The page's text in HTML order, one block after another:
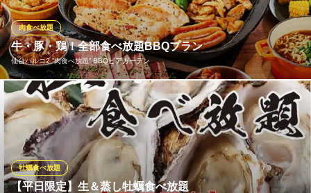
ル.ニンニクを少し焼いて乗せるのもOK！サンチュに巻かないで食
べる場合は塩ごま油.きな粉をつけて食べるのも美味しいです！
韓国屋台ぴんな 韓国料理食べ放題＆飲み放題 仙台駅本店
韓国バル屋台
ＪＲ仙台駅 徒歩1分
宮城県仙台市青葉区中央2-6-33
牛・豚・鶏！全部食べ放題BBQプラン
仙台パルコ2 ”肉食べ放題” BBQビアガーデン
肉食べ放題
テーブルを華やかに彩る、大満足の食べ放題コースをご用意！
牛・豚・鶏のお肉３種に加えて、バラエティ豊かなタパスメニュ
ーも驚きの食べ放題です。お肉を網でジューシーに焼き上げなが
ら、おつまみも交互に楽しめるのが嬉しいポイント。冷えたビー
ルやサワーを片手に、仲間とワイワイ盛り上がる宴会に最適で
す！
【平日限定】生＆蒸し牡蠣食べ放題
牡蠣食べ放題